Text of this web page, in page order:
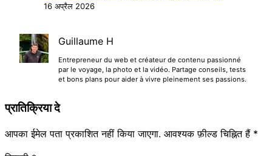
16 अप्रैल 2026
Guillaume H
Entrepreneur du web et créateur de contenu passionné
par le voyage, la photo et la vidéo. Partage conseils, tests
et bons plans pour aider à vivre pleinement ses passions.
प्रातिक्रिया दे
आपका ईमेल पता प्रकाशित नहीं किया जाएगा. आवश्यक फ़ील्ड चिह्नित हैं *